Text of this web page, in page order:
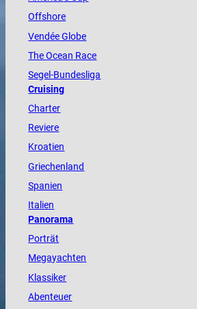
Offshore
VendéeGlobe
TheOcean Race
Segel-Bundesliga
Cruising
Charter
Reviere
Kroatien
Griechenland
Spanien
Italien
Panorama
Porträt
Megayachten
Klassiker
Abenteuer